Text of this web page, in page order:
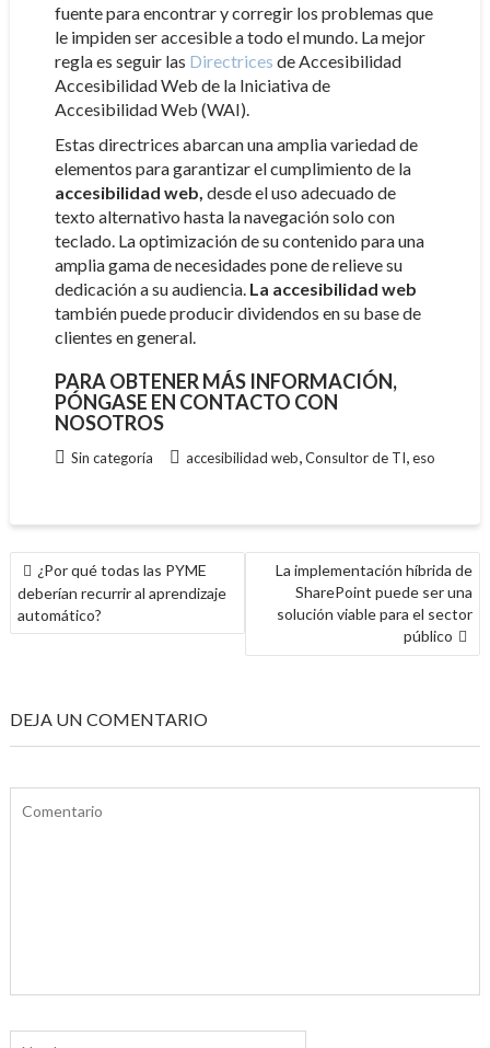
fuente para encontrar y corregir los problemas que
le impiden ser accesible a todo el mundo. La mejor
regla es seguir las Directrices de Accesibilidad
Accesibilidad Web de la Iniciativa de
Accesibilidad Web (WAI).
Estas directrices abarcan una amplia variedad de
elementos para garantizar el cumplimiento de la
accesibilidad web, desde el uso adecuado de
texto alternativo hasta la navegación solo con
teclado. La optimización de su contenido para una
amplia gama de necesidades pone de relieve su
dedicación a su audiencia. La accesibilidad web
también puede producir dividendos en su base de
clientes en general.
PARA OBTENER MÁS INFORMACIÓN,
PÓNGASE EN CONTACTO CON
NOSOTROS
Sin categoría accesibilidad web Consultor de TI eso
NAVEGACIÓN
DE
ENTRADAS
¿Por qué todas las PYME
deberían recurrir al aprendizaje
automático?
La implementación híbrida de
SharePoint puede ser una
solución viable para el sector
público
DEJA UN COMENTARIO